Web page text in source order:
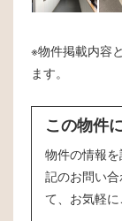
※物件掲載内容
ます。
この物件
物件の情報
記のお問い
て、お気軽に